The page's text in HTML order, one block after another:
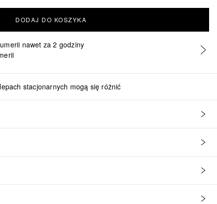
DODAJ DO KOSZYKA
nawet za 2 godziny
stacjonarnych mogą się różnić